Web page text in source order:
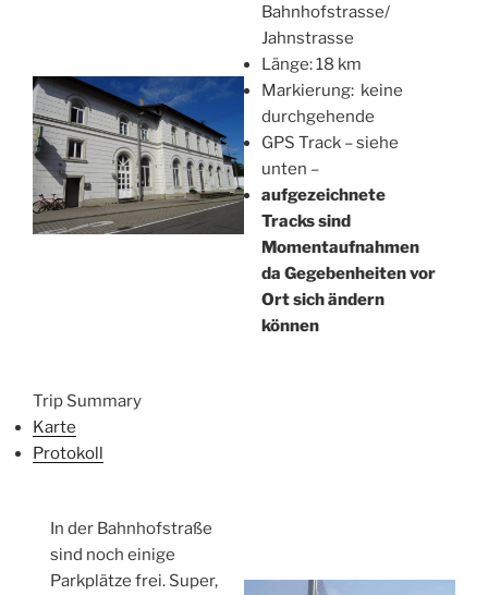
Bahnhofstrasse/
Jahnstrasse
Länge: 18 km
Markierung: keine
durchgehende
GPS Track – siehe
unten –
aufgezeichnete
Tracks sind
Momentaufnahmen
da Gegebenheiten vor
Ort sich ändern
können
Trip Summary
Karte
Protokoll
In der Bahnhofstraße
sind noch einige
Parkplätze frei. Super,